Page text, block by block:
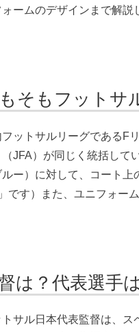
ームのデザインまで解説
そもフットサ
フットサルリーグであるF
JFA）が同じく統括して
ルー）に対して、コート
です）また、ユニフォー
は？代表選手
トサル日本代表監督は、